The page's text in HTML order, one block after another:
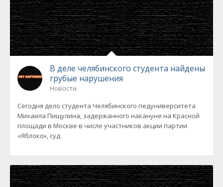
В деле челябинского студента найдены
грубые нарушения
Новости
Сегодня дело студента Челябинского педуниверситета
Михаила Пищулина, задержанного накануне на Красной
площади в Москве в числе участников акции партии
«Яблоко», суд